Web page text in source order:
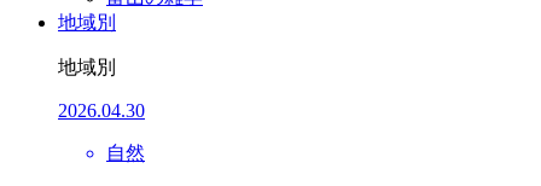
地域別
地域別
2026.04.30
自然